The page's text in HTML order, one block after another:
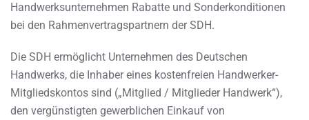
Handwerksunternehmen Rabatte und Sonderkonditionen
bei den Rahmenvertragspartnern der SDH.
Die SDH ermöglicht Unternehmen des Deutschen
Handwerks, die Inhaber eines kostenfreien Handwerker-
Mitgliedskontos sind („Mitglied / Mitglieder Handwerk“),
den vergünstigten gewerblichen Einkauf von